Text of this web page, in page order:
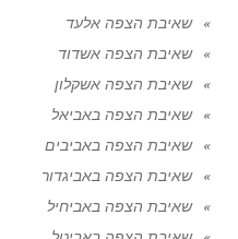
שאיבת הצפה אלעד
שאיבת הצפה אשדוד
שאיבת הצפה אשקלון
שאיבת הצפה באביאל
שאיבת הצפה באביבים
שאיבת הצפה באביגדור
שאיבת הצפה באביחיל